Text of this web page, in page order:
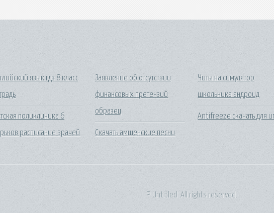
язык гдз 8 класс
поликлиника 6
расписание врачей
Заявление об отсутствии
финансовых претензий
образец
Скачать амшенские песни
Читы на симулятор
школьника андроид
Antifreeze скачать для
© Untitled. All rights reserved.